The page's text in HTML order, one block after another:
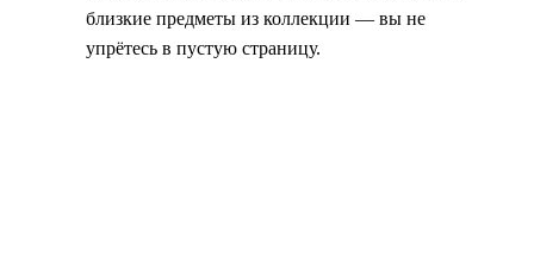
близкие предметы из коллекции — вы не
упрётесь в пустую страницу.